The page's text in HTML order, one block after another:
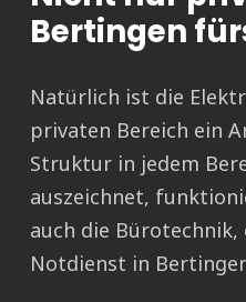
Bertingen
Natürlich ist die
privaten Bereich ein
Struktur in jedem
auszeichnet,
auch die
Notdienst in